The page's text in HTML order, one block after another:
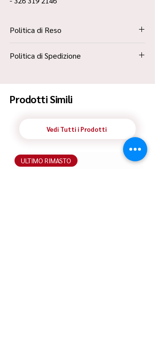
Politica di Reso
“Termini e Condizioni”
Politica di Spedizione
Prodotti Simili
Vedi Tutti i Prodotti
ULTIMO RIMASTO